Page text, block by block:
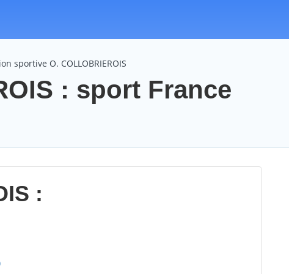
sportive O. COLLOBRIEROIS
: sport France
: